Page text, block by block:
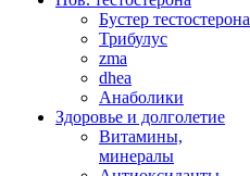
Бустер тестостерона
Трибулус
zma
dhea
Анаболики
Здоровье и долголетие
Витамины,
минералы